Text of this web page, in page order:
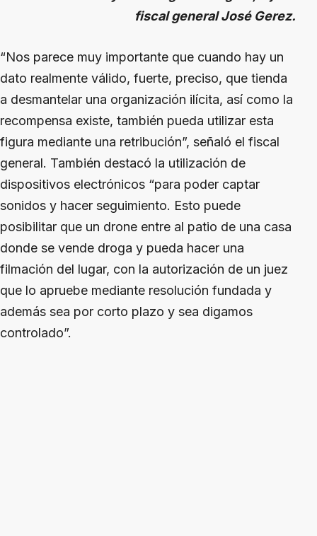
fiscal general José Gerez.
“Nos parece muy importante que cuando hay un
dato realmente válido, fuerte, preciso, que tienda
a desmantelar una organización ilícita, así como la
recompensa existe, también pueda utilizar esta
figura mediante una retribución”, señaló el fiscal
general. También destacó la utilización de
dispositivos electrónicos “para poder captar
sonidos y hacer seguimiento. Esto puede
posibilitar que un drone entre al patio de una casa
donde se vende droga y pueda hacer una
filmación del lugar, con la autorización de un juez
que lo apruebe mediante resolución fundada y
además sea por corto plazo y sea digamos
controlado”.